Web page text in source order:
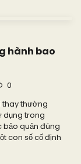
hành bao
0
thay thường
dụng trong
bảo quản đúng
con số cố định